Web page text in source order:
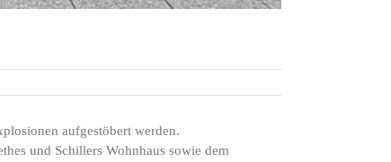
aufgestöbert werden.
und Schillers Wohnhaus sowie dem